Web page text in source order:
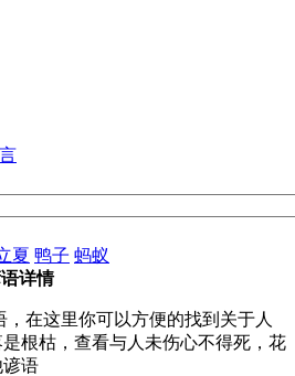
夏 鸭子 蚂蚁
详情
，在这里你可以方便的找到关于人
根枯，查看与人未伤心不得死，花
语